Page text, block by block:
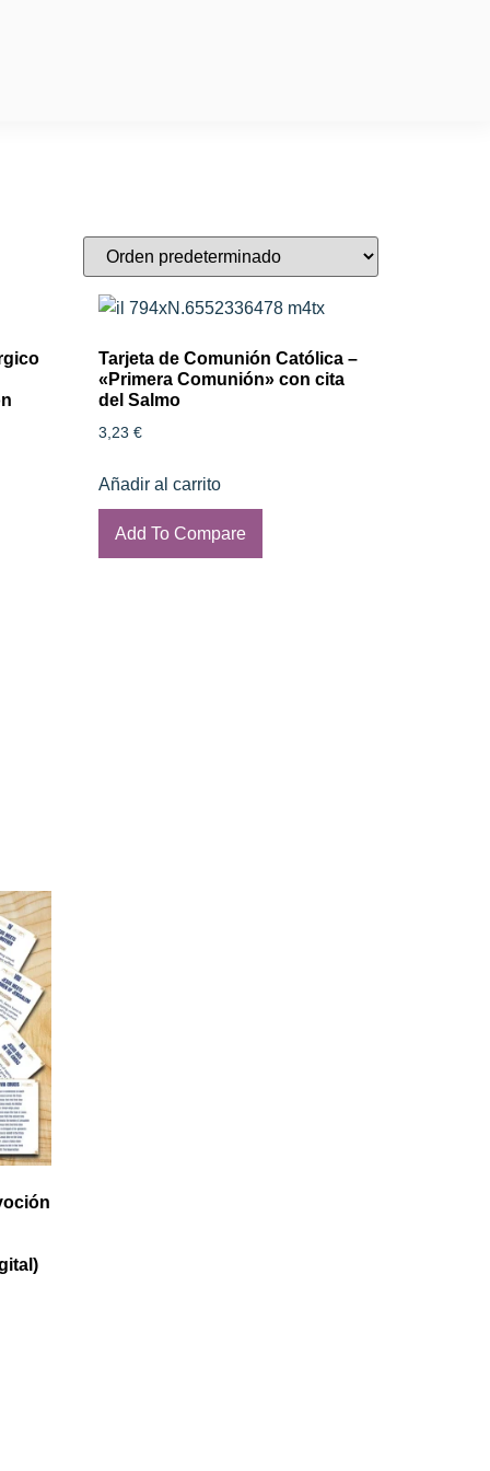
Tarjeta de Comunión Católica –
«Primera Comunión» con cita
del Salmo
3,23€
Añadir al carrito
Add To Compare